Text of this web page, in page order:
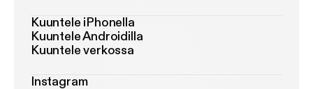
Kuuntele iPhonella
Kuuntele Androidilla
Kuuntele verkossa
Instagram